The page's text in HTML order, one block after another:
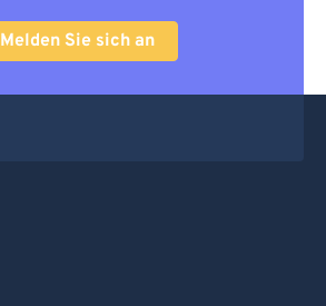
Melden Sie sich an